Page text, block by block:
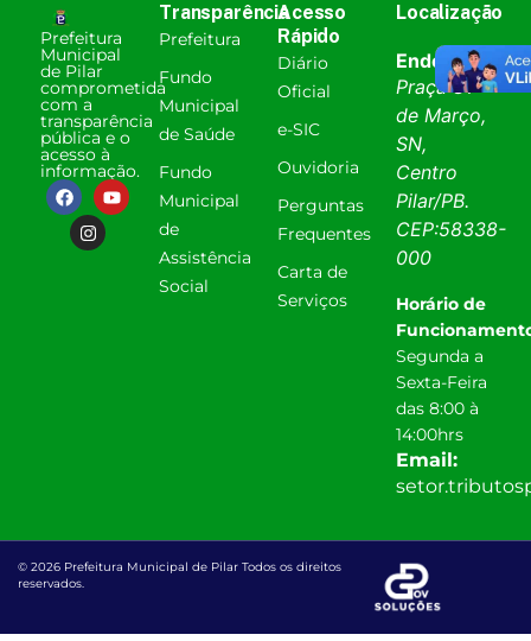
Prefeitura
Municipal
de Pilar
comprometida
com a
transparência
pública e o
acesso à
informação.
Transparência
Prefeitura
Fundo
Municipal
de Saúde
Fundo
Municipal
de
Assistência
Social
Acesso
Rápido
Diário
Oficial
e-SIC
Ouvidoria
Perguntas
Frequentes
Carta de
Serviços
Localização
Endereço:
Praça 31
de Março,
SN,
Centro
Pilar/PB.
CEP:58338-
000
Horário de
Segunda a
Sexta-Feira
das 8:00 à
14:00hrs
Email:
© 2026 Prefeitura Municipal de Pilar Todos os direitos
reservados.